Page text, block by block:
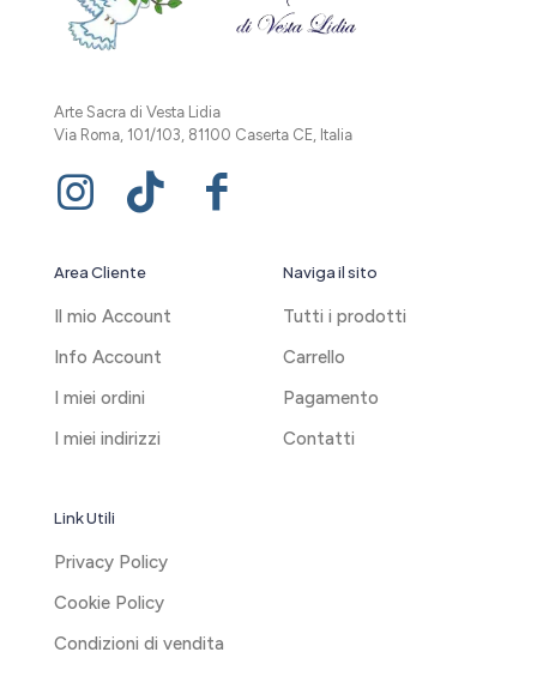
Arte Sacra di Vesta Lidia
Via Roma, 101/103, 81100 Caserta CE, Italia
Area Cliente
Il mio Account
Info Account
I miei ordini
I miei indirizzi
Naviga il sito
Tutti i prodotti
Carrello
Pagamento
Contatti
Link Utili
Privacy Policy
Cookie Policy
Condizioni di vendita